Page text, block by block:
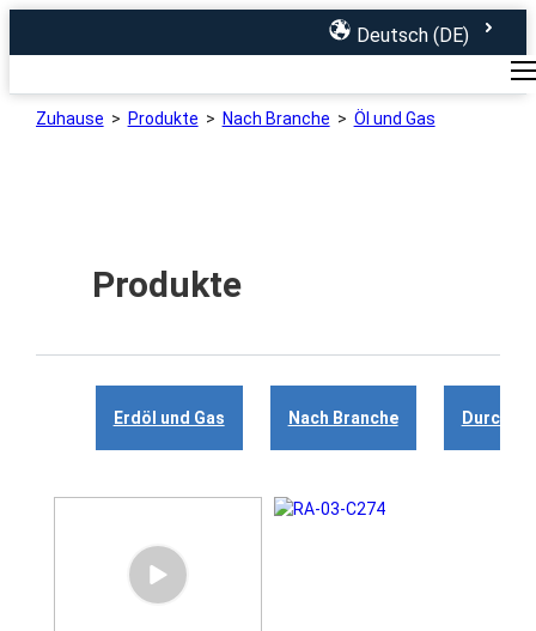
Deutsch (DE)
Startseite Produkte
Über
Zuhause > Produkte > Nach Branche > Öl und Gas
Produkte
Erdöl und Gas Nach Branche Durch